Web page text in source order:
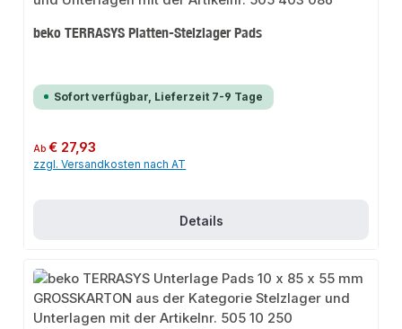
beko TERRASYS Platten-Stelzlager Pads
Sofort verfügbar, Lieferzeit 7-9 Tage
Regulärer Preis:
Ab€ 27,93
zzgl. Versandkosten nach AT
Details